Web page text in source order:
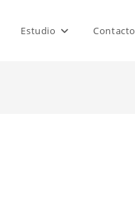
Estudio Contacto